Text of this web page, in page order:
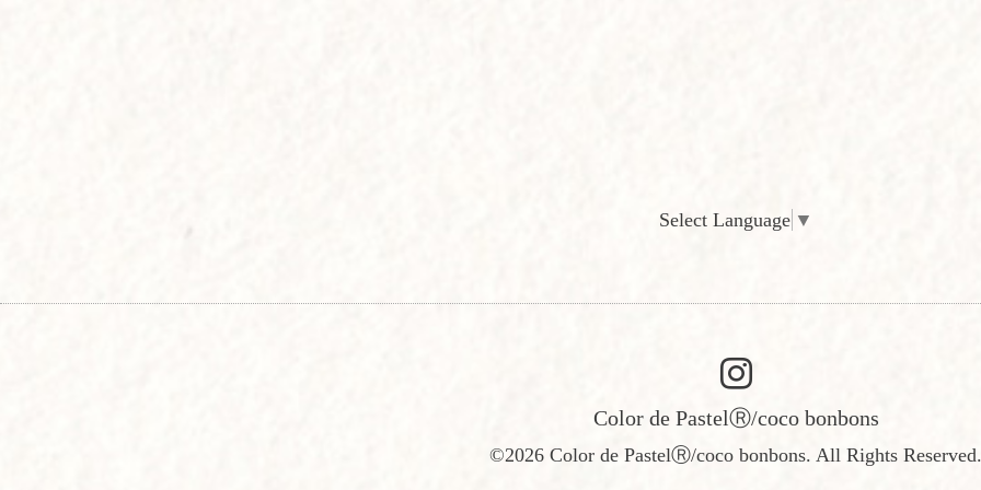
Select Language ▼
Color de PastelⓇ/coco bonbons
©2026 Color de PastelⓇ/coco bonbons. All Rights Reserved.